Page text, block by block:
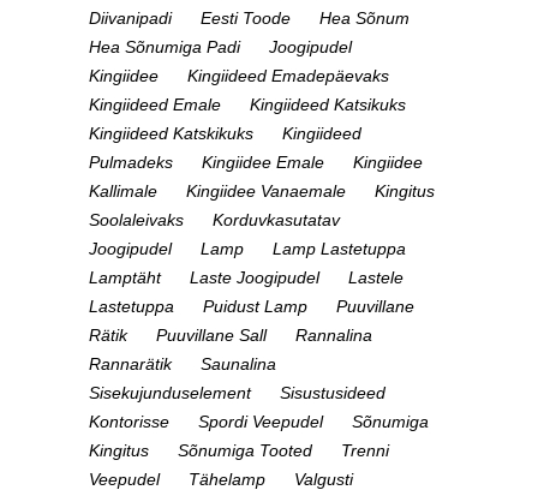
Diivanipadi
Eesti Toode
Hea Sõnum
Hea Sõnumiga Padi
Joogipudel
Kingiidee
Kingiideed Emadepäevaks
Kingiideed Emale
Kingiideed Katsikuks
Kingiideed Katskikuks
Kingiideed
Pulmadeks
Kingiidee Emale
Kingiidee
Kallimale
Kingiidee Vanaemale
Kingitus
Soolaleivaks
Korduvkasutatav
Joogipudel
Lamp
Lamp Lastetuppa
Lamptäht
Laste Joogipudel
Lastele
Lastetuppa
Puidust Lamp
Puuvillane
Rätik
Puuvillane Sall
Rannalina
Rannarätik
Saunalina
Sisekujunduselement
Sisustusideed
Kontorisse
Spordi Veepudel
Sõnumiga
Kingitus
Sõnumiga Tooted
Trenni
Veepudel
Tähelamp
Valgusti